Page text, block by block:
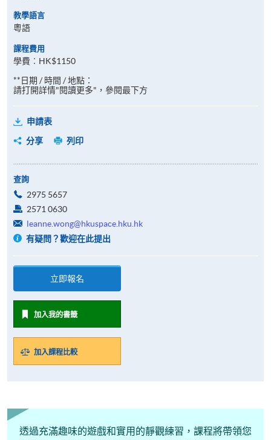
教學語言
粵語
課程費用
學費︰HK$1150
**日期 / 時間 / 地點：
請打開詳情"閱讀更多"，參閱最下方
申請表
分享
列印
查詢
2975 5657
2571 0630
leanne.wong@hkuspace.hku.hk
有疑問？歡迎在此提出
立即報名
加入我的書籤
加入課程比較
透過充滿趣味的遊戲和實用的靜觀練習，課程將帶領您